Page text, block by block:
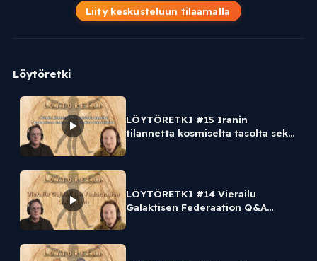
Liity keskusteluun tilaamalla
Löytöretki
LÖYTÖRETKI #15 Iranin
tilannetta kosmiselta tasolta sekä
LÖYTÖRETKI #14 Vierailu
Galaktisen Federaation Q&A